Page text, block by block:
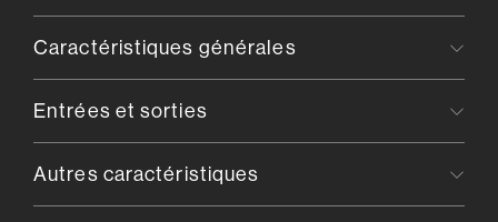
Caractéristiques générales
Entrées et sorties
Autres caractéristiques